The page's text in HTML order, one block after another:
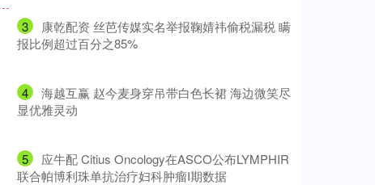
3
​康乾配资 丝芭传媒实名举报鞠婧祎偷税漏税 瞒
报比例超过百分之85%
4
​海越互赢 赵今麦身穿吊带白色长裙 海边微笑尽
显优雅灵动
5
​应牛配 Citius Oncology在ASCO公布LYMPHIR
联合帕博利珠单抗治疗妇科肿瘤I期数据